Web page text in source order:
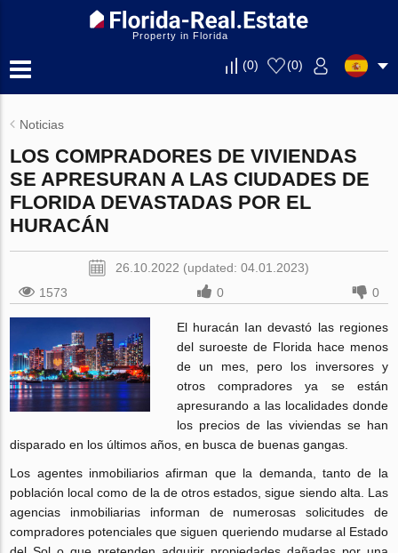
Property in Florida
(0) (0)
Noticias
LOS COMPRADORES DE VIVIENDAS
SE APRESURAN A LAS CIUDADES DE
FLORIDA DEVASTADAS POR EL
HURACÁN
26.10.2022 (updated: 04.01.2023)
1573
0 0
El huracán Ian devastó las regiones
del suroeste de Florida hace menos
de un mes, pero los inversores y
otros compradores ya se están
apresurando a las localidades donde
los precios de las viviendas se han
disparado en los últimos años, en busca de buenas gangas.
Los agentes inmobiliarios afirman que la demanda, tanto de la
población local como de la de otros estados, sigue siendo alta. Las
agencias inmobiliarias informan de numerosas solicitudes de
compradores potenciales que siguen queriendo mudarse al Estado